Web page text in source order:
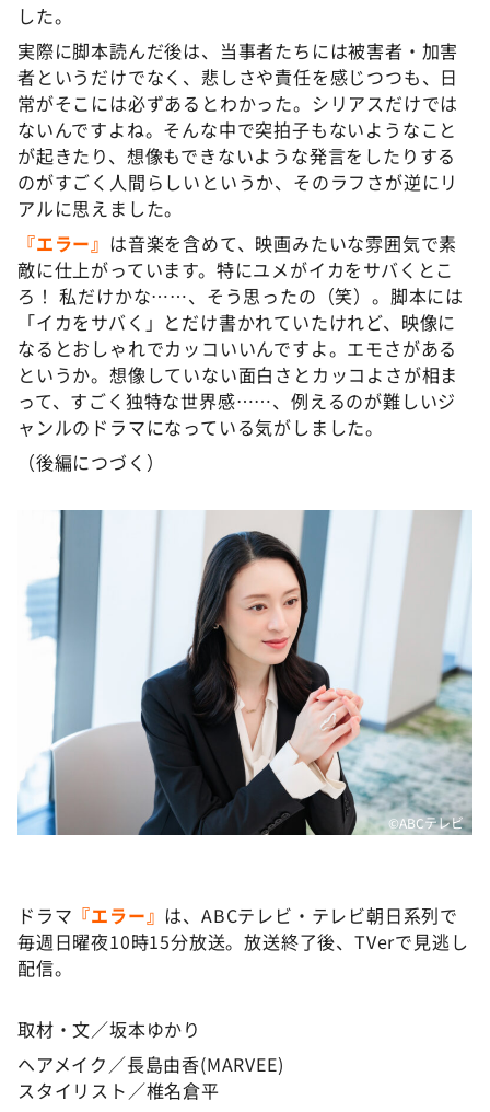
した。
実際に脚本読んだ後は、当事者たちには被害者・加害
者というだけでなく、悲しさや責任を感じつつも、日
常がそこには必ずあるとわかった。シリアスだけでは
ないんですよね。そんな中で突拍子もないようなこと
が起きたり、想像もできないような発言をしたりする
のがすごく人間らしいというか、そのラフさが逆にリ
アルに思えました。
『エラー』 は音楽を含めて、映画みたいな雰囲気で素
敵に仕上がっています。特にユメがイカをサバくとこ
ろ！ 私だけかな……、そう思ったの（笑）。脚本には
「イカをサバく」とだけ書かれていたけれど、映像に
なるとおしゃれでカッコいいんですよ。エモさがある
というか。想像していない面白さとカッコよさが相ま
って、すごく独特な世界感……、例えるのが難しいジ
ャンルのドラマになっている気がしました。
（後編につづく）
©️ABCテレビ
ドラマ 『エラー』 は、ABCテレビ・テレビ朝日系列で
毎週日曜夜10時15分放送。放送終了後、TVerで見逃し
配信。
取材・文／坂本ゆかり
ヘアメイク／長島由香(MARVEE)
スタイリスト／椎名倉平